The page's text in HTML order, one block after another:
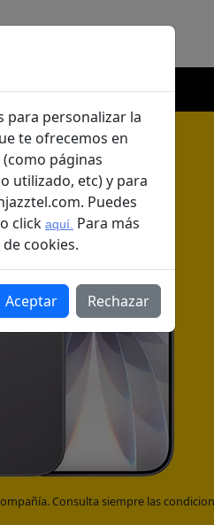
Consulta siempre las
para personalizar la
te ofrecemos en
páginas
utilizado, etc) y para
Puedes
click aquí. Para más
cookies.
Aceptar Rechazar